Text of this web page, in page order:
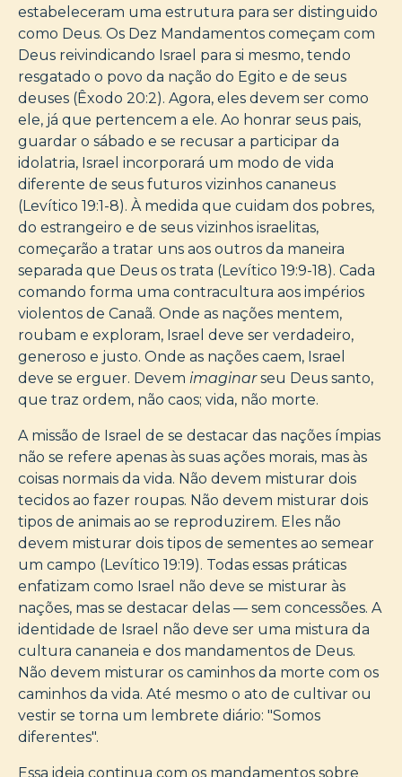
estabeleceram uma estrutura para ser distinguido
como Deus. Os Dez Mandamentos começam com
Deus reivindicando Israel para si mesmo, tendo
resgatado o povo da nação do Egito e de seus
deuses (Êxodo 20:2). Agora, eles devem ser como
ele, já que pertencem a ele. Ao honrar seus pais,
guardar o sábado e se recusar a participar da
idolatria, Israel incorporará um modo de vida
diferente de seus futuros vizinhos cananeus
(Levítico 19:1-8). À medida que cuidam dos pobres,
do estrangeiro e de seus vizinhos israelitas,
começarão a tratar uns aos outros da maneira
separada que Deus os trata (Levítico 19:9-18). Cada
comando forma uma contracultura aos impérios
violentos de Canaã. Onde as nações mentem,
roubam e exploram, Israel deve ser verdadeiro,
generoso e justo. Onde as nações caem, Israel
deve se erguer. Devem imaginarseu Deus santo,
que traz ordem, não caos; vida, não morte.
A missão de Israel de se destacar das nações ímpias
não se refere apenas às suas ações morais, mas às
coisas normais da vida. Não devem misturar dois
tecidos ao fazer roupas. Não devem misturar dois
tipos de animais ao se reproduzirem. Eles não
devem misturar dois tipos de sementes ao semear
um campo (Levítico 19:19). Todas essas práticas
enfatizam como Israel não deve se misturar às
nações, mas se destacar delas — sem concessões. A
identidade de Israel não deve ser uma mistura da
cultura cananeia e dos mandamentos de Deus.
Não devem misturar os caminhos da morte com os
caminhos da vida. Até mesmo o ato de cultivar ou
vestir se torna um lembrete diário: "Somos
diferentes".
Essa ideia continua com os mandamentos sobre